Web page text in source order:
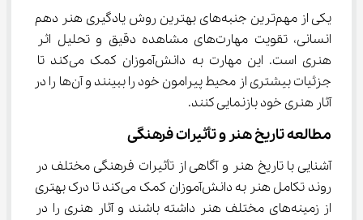
یکی از مهم‌ترین جنبه‌های بهترین روش یادگیری هنر دهم
انسانی، تقویت مهارت‌های مشاهده دقیق و تحلیل اثر
هنری است. این مهارت به دانش‌آموزان کمک می‌کند تا
جزئیات بیشتری از محیط پیرامون خود را ببینند و آن‌ها را در
آثار هنری خود بازنمایی کنند.
مطالعه تاریخ هنر و تأثیرات فرهنگی
آشنایی با تاریخ هنر و آگاهی از تأثیرات فرهنگی مختلف در
روند تکامل هنر به دانش‌آموزان کمک می‌کند تا درک بهتری
از زمینه‌های مختلف هنر داشته باشند و آثار هنری را در